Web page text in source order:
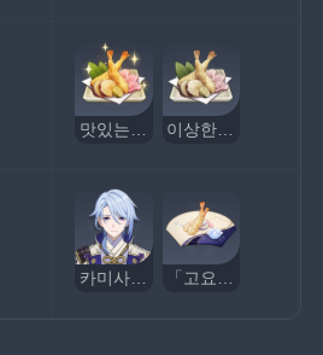
카미사토 아야토